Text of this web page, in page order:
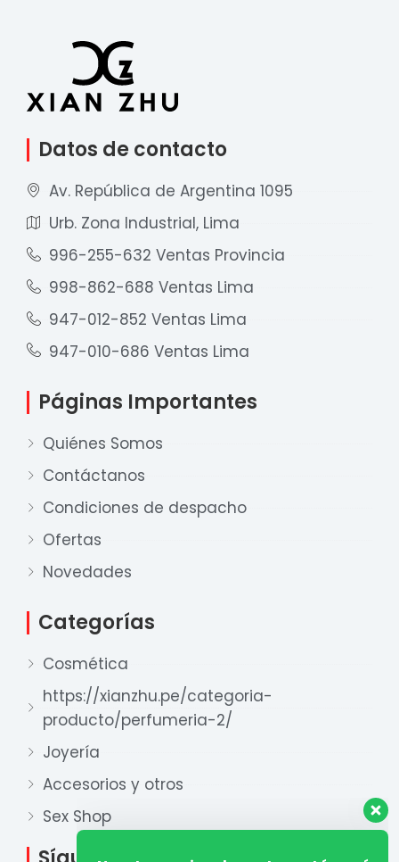
Datos de contacto
Av. República de Argentina 1095
Urb. Zona Industrial, Lima
996-255-632 Ventas Provincia
998-862-688 Ventas Lima
947-012-852 Ventas Lima
947-010-686 Ventas Lima
Páginas Importantes
Quiénes Somos
Contáctanos
Condiciones de despacho
Ofertas
Novedades
Categorías
Cosmética
https://xianzhu.pe/categoria-
producto/perfumeria-2/
Joyería
Accesorios y otros
Sex Shop
Nuestro equipo de ventas está aquí
para responder a sus preguntas. ¡Lo
Disponible
Ventas Lima 1